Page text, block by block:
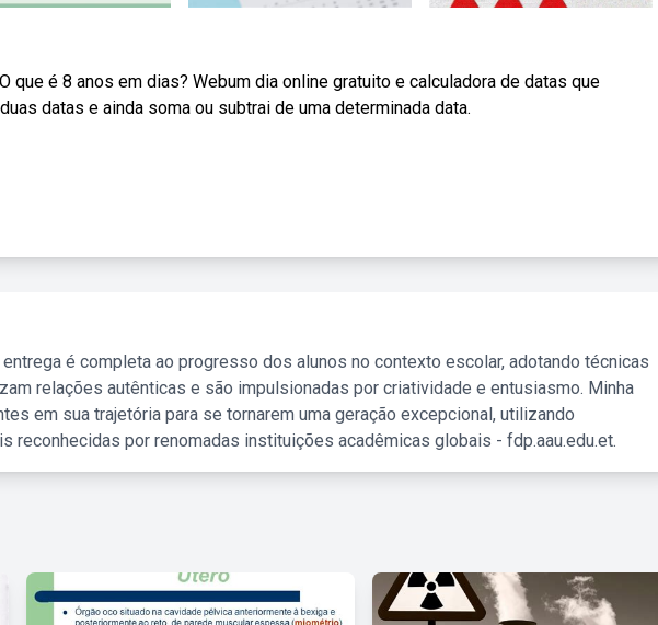
que é 8 anos em dias? Webum dia online gratuito e calculadora de datas que
datas e ainda soma ou subtrai de uma determinada data.
entrega é completa ao progresso dos alunos no contexto escolar, adotando técnicas
relações autênticas e são impulsionadas por criatividade e entusiasmo. Minha
em sua trajetória para se tornarem uma geração excepcional, utilizando
reconhecidas por renomadas instituições acadêmicas globais - fdp.aau.edu.et.